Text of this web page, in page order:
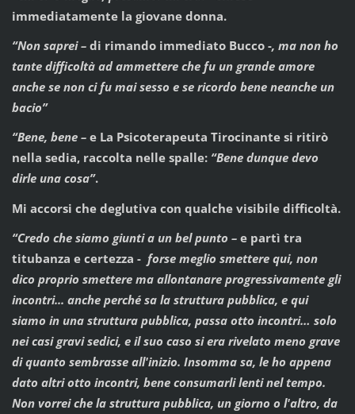
immediatamente la giovane donna.
“Non saprei – di rimando immediato Bucco -, ma non ho
tante difficoltà ad ammettere che fu un grande amore
anche se non ci fu mai sesso e se ricordo bene neanche un
bacio”
“Bene, bene – e La Psicoterapeuta Tirocinante si ritirò
nella sedia, raccolta nelle spalle: “Bene dunque devo
dirle una cosa”.
Mi accorsi che deglutiva con qualche visibile difficoltà.
“Credo che siamo giunti a un bel punto – e partì tra
titubanza e certezza - forse meglio smettere qui, non
dico proprio smettere ma allontanare progressivamente gli
incontri... anche perché sa la struttura pubblica, e qui
siamo in una struttura pubblica, passa otto incontri… solo
nei casi gravi sedici, e il suo caso si era rivelato meno grave
di quanto sembrasse all'inizio. Insomma sa, le ho appena
dato altri otto incontri, bene consumarli lenti nel tempo.
Non vorrei che la struttura pubblica, un giorno o l'altro, da